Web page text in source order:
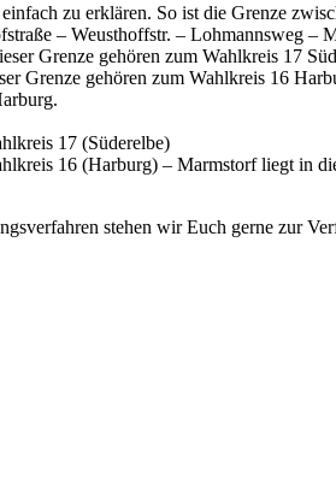
zu erklären. So ist die Grenze
– Weusthoffstr. – Lohmannsweg –
Grenze gehören zum Wahlkreis 17
Grenze gehören zum Wahlkreis 16
17 (Süderelbe)
16 (Harburg) – Marmstorf liegt in
stehen wir Euch gerne zur